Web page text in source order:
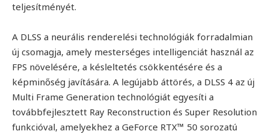
teljesítményét.
A DLSS a neurális renderelési technológiák forradalmian
új csomagja, amely mesterséges intelligenciát használ az
FPS növelésére, a késleltetés csökkentésére és a
képminőség javítására. A legújabb áttörés, a DLSS 4 az új
Multi Frame Generation technológiát egyesíti a
továbbfejlesztett Ray Reconstruction és Super Resolution
funkcióval, amelyekhez a GeForce RTX™ 50 sorozatú